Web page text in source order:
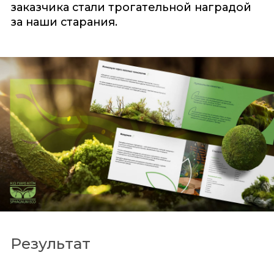
заказчика стали трогательной наградой
за наши старания.
Результат